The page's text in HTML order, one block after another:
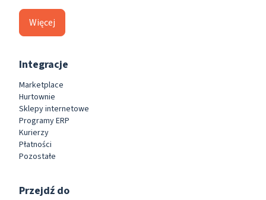
Więcej
Integracje
Marketplace
Hurtownie
Sklepy internetowe
Programy ERP
Kurierzy
Płatności
Pozostałe
Przejdź do